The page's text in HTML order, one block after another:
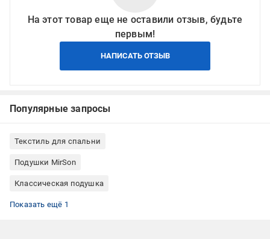
На этот товар еще не оставили отзыв, будьте
первым!
НАПИСАТЬ ОТЗЫВ
Популярные запросы
Текстиль для спальни
Подушки MirSon
Классическая подушка
Подушки квадратные
Показать ещё 1